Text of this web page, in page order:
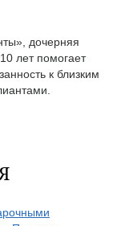
дочерняя
лет помогает
к близким